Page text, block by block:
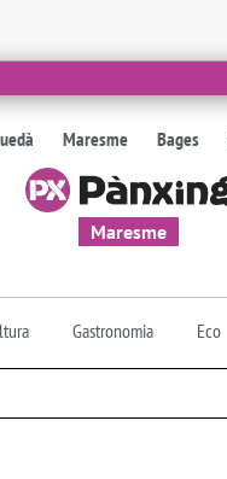
Maresme Bages
Maresme
Gastronomia Eco